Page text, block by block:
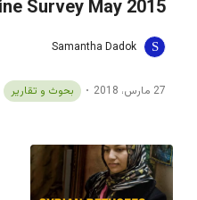
Survey May 2015
Samantha Dadok
27 مارس، 2018 بحوث و تقارير